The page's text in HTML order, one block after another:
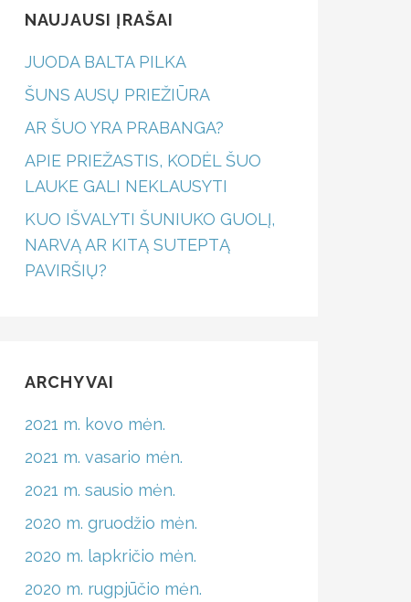
NAUJAUSI ĮRAŠAI
JUODA BALTA PILKA
ŠUNS AUSŲ PRIEŽIŪRA
AR ŠUO YRA PRABANGA?
APIE PRIEŽASTIS, KODĖL ŠUO
LAUKE GALI NEKLAUSYTI
KUO IŠVALYTI ŠUNIUKO GUOLĮ,
NARVĄ AR KITĄ SUTEPTĄ
PAVIRŠIŲ?
ARCHYVAI
2021 m. kovo mėn.
2021 m. vasario mėn.
2021 m. sausio mėn.
2020 m. gruodžio mėn.
2020 m. lapkričio mėn.
2020 m. rugpjūčio mėn.